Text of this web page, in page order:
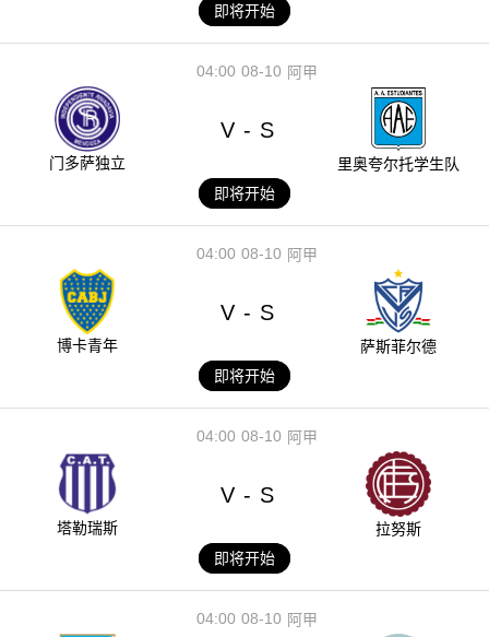
即将开始
08-10
04:00 阿甲
门多萨独立
V - S
里奥夸尔托学生队
即将开始
08-10
04:00 阿甲
博卡青年
V - S
萨斯菲尔德
即将开始
08-10
04:00 阿甲
塔勒瑞斯
V - S
拉努斯
即将开始
08-10
04:00 阿甲